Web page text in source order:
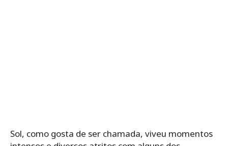
Sol, como gosta de ser chamada, viveu momentos